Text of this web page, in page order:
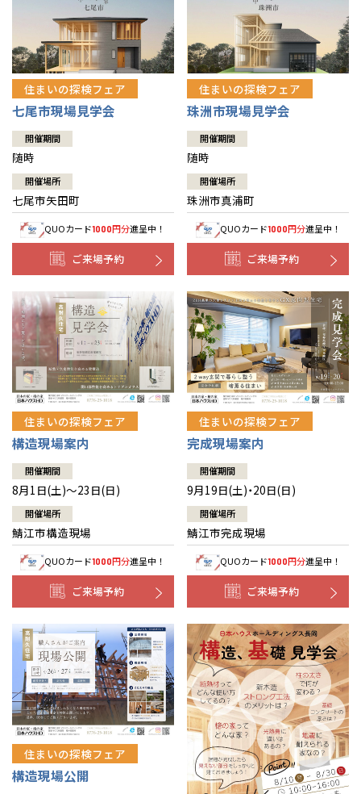
住まいの探検フェア
七尾市現場見学会
開催期間
随時
開催場所
七尾市矢田町
QUOカード1000円分進呈中！
ご来場予約
住まいの探検フェア
珠洲市現場見学会
開催期間
随時
開催場所
珠洲市真浦町
QUOカード1000円分進呈中！
ご来場予約
住まいの探検フェア
構造現場案内
開催期間
8月1日(土)～23日(日)
開催場所
鯖江市構造現場
QUOカード1000円分進呈中！
ご来場予約
住まいの探検フェア
完成現場案内
開催期間
9月19日(土)・20日(日)
開催場所
鯖江市完成現場
QUOカード1000円分進呈中！
ご来場予約
住まいの探検フェア
構造現場公開